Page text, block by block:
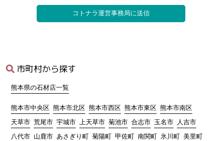
利用者へ本サービスを行うために必要な範囲内で、本サービス
の業務委託先への提供のため
本サービスに関連するサポートのため
5)
各種サービスの企画・開発や満足度向上等を目的としたアンケ
ート調査等の実施のため
6) 商品・サービス等の各種連絡・ダイレクトメール・メールマガ
ジン・お知らせ等の配信・送付のため
7)
お問い合わせ、ご相談に対応するため
8) 広告の表示のため
9) その他、上記利用目的に付随する目的のため
市町村から探す
熊本県の石材店一覧
熊本市中央区 熊本市北区 熊本市西区 熊本市東区 熊本市南区
天草市 荒尾市 宇城市 上天草市 菊池市 合志市 玉名市 人吉市
八代市 山鹿市 あさぎり町 菊陽町 甲佐町 南関町 氷川町 美里町